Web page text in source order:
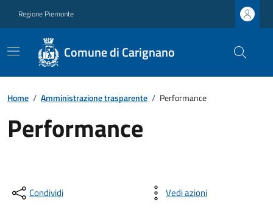
Regione Piemonte
Comune di Carignano
Home / Amministrazione trasparente / Performance
Performance
Condividi Vedi azioni